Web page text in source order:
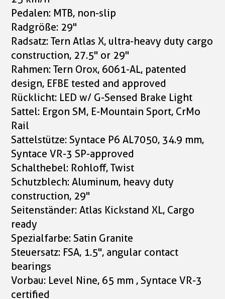
Pedalen: MTB, non-slip
Radgröße: 29"
Radsatz: Tern Atlas X, ultra-heavy duty cargo
construction, 27.5" or 29"
Rahmen: Tern Orox, 6061-AL, patented
design, EFBE tested and approved
Rücklicht: LED w/ G-Sensed Brake Light
Sattel: Ergon SM, E-Mountain Sport, CrMo
Rail
Sattelstütze: Syntace P6 AL7050, 34.9 mm,
Syntace VR-3 SP-approved
Schalthebel: Rohloff, Twist
Schutzblech: Aluminum, heavy duty
construction, 29"
Seitenständer: Atlas Kickstand XL, Cargo
ready
Spezialfarbe: Satin Granite
Steuersatz: FSA, 1.5", angular contact
bearings
Vorbau: Level Nine, 65 mm , Syntace VR-3
certified